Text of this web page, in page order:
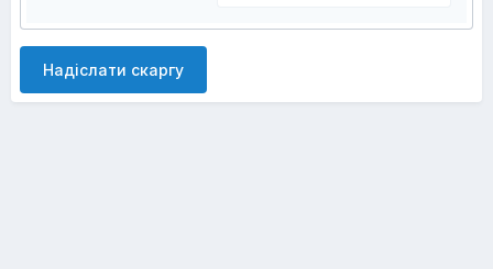
Надіслати скаргу